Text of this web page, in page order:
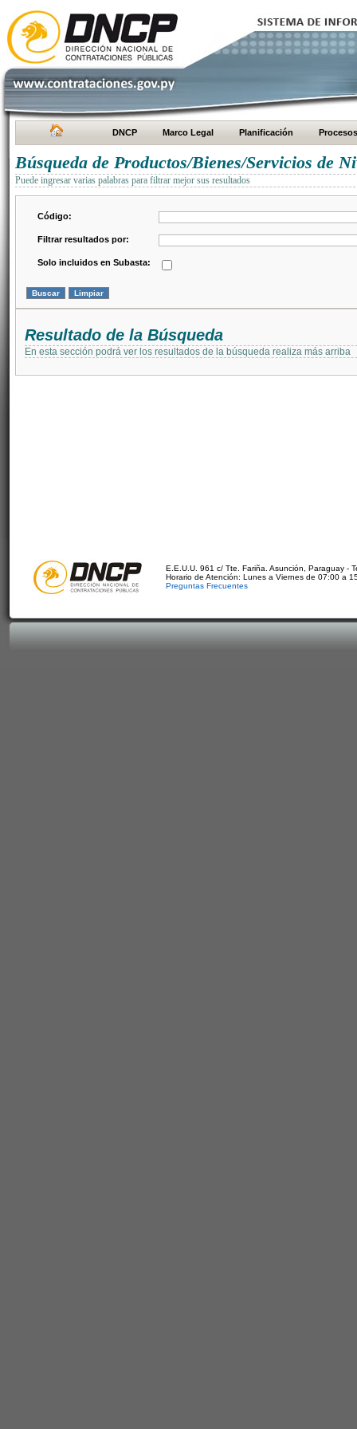
DNCP Marco Legal Planificación Procesos
Búsqueda de Productos/Bienes/Servicios de
Puede ingresar varias palabras para filtrar mejor sus resultados
Código:
Filtrar resultados por:
Solo incluidos en Subasta:
Resultado de la Búsqueda
En esta sección podrá ver los resultados de la búsqueda realiza más arriba
E.E.U.U. 961 c/ Tte. Fariña. Asunción, Paraguay -
Horario de Atención: Lunes a Viernes de 07:00 a
Preguntas Frecuentes